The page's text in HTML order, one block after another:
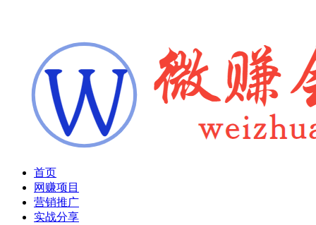
首页
网赚项目
营销推广
实战分享